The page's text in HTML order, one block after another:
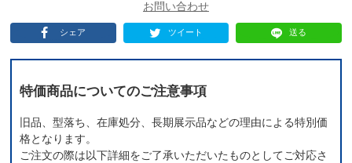
シェア ツイート 送る
特価商品についてのご注意事項
旧品、型落ち、在庫処分、長期展示品などの理由による特別価
格となります。
ご注文の際は以下詳細をご了承いただいたものとしてご対応さ